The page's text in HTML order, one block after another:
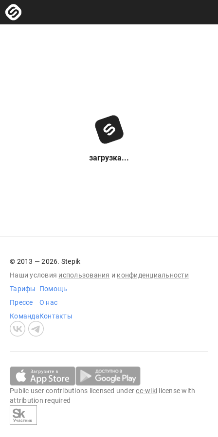
загрузка...
© 2013 — 2026. Stepik
Наши условия использования и конфиденциальности
Тарифы
Прессе
Команда
Помощь
О нас
Контакты
Public user contributions licensed undercc-wiki license with
attribution required